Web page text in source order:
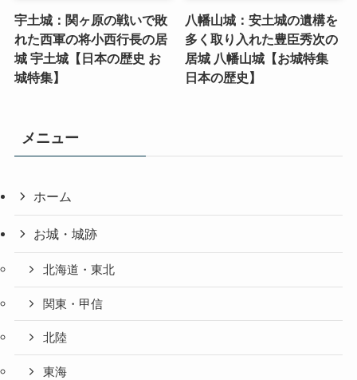
宇土城：関ヶ原の戦いで敗
れた西軍の将小西行長の居
城 宇土城【日本の歴史 お
城特集】
八幡山城：安土城の遺構を
多く取り入れた豊臣秀次の
居城 八幡山城【お城特集
日本の歴史】
メニュー
ホーム
お城・城跡
北海道・東北
関東・甲信
北陸
東海